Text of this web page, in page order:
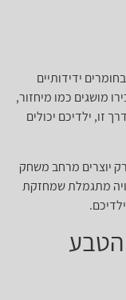
ידידותיים
מושגים כמו מיחזור,
זו, ילדיכם יכולים
יוצרים מרחב משחק
מתגמלת שמחזקת
הטבע